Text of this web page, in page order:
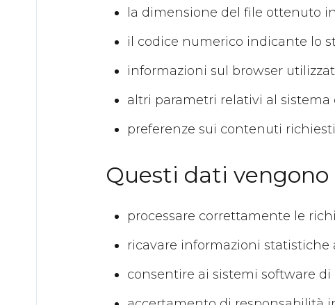
la dimensione del file ottenuto
il codice numerico indicante lo
informazioni sul browser
altri parametri relativi al sistema
preferenze sui contenuti
Questi dati
processare correttamente le
ricavare informazioni statistiche
consentire ai sistemi software